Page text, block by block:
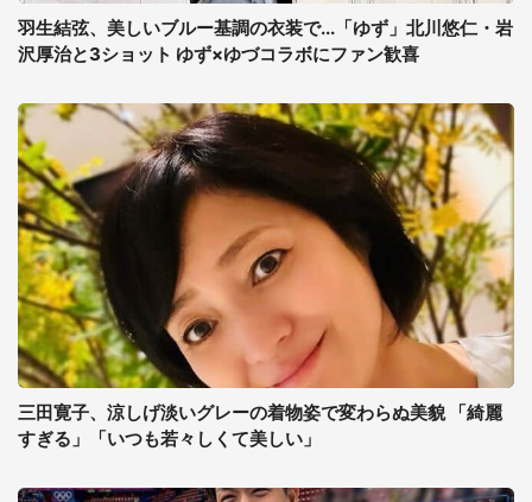
羽生結弦、美しいブルー基調の衣装で...「ゆず」北川悠仁・岩
沢厚治と3ショット ゆず×ゆづコラボにファン歓喜
三田寛子、涼しげ淡いグレーの着物姿で変わらぬ美貌 「綺麗
すぎる」「いつも若々しくて美しい」